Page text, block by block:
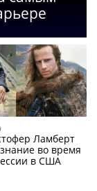
Ламберт
во время
в США